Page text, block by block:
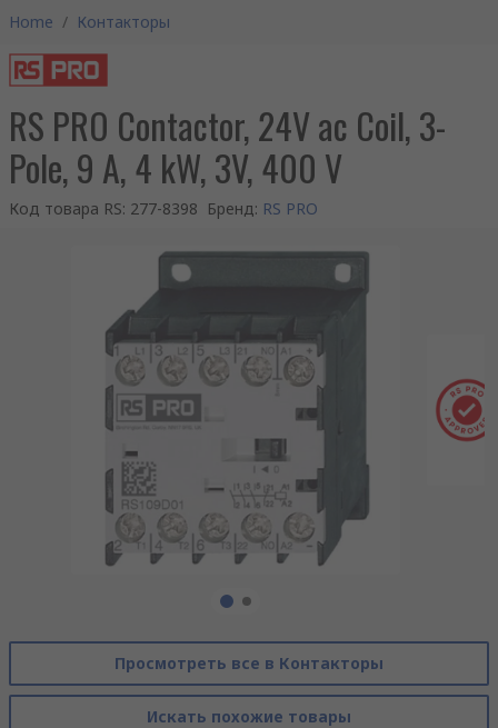
Home / Контакторы
RS PRO Contactor, 24V ac Coil, 3-
Pole, 9 A, 4 kW, 3V, 400 V
Код товара RS: 277-8398 Бренд: RS PRO
Просмотреть все в Контакторы
Искать похожие товары